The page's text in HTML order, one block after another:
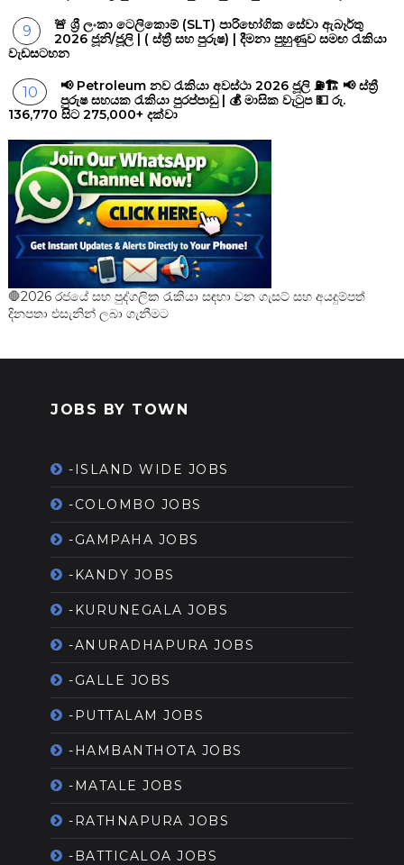
🚨 ශ්‍රී ලංකා ටෙලිකොම් (SLT) පාරිභෝගික සේවා ඇබෑර්තු
2026 ජූනි/ජූලි | ( ස්ත්‍රී සහ පුරුෂ) | දීමනා පුහුණුව සමඟ රැකියා
වැඩසටහන
📢 Petroleum නව රැකියා අවස්ථා 2026 ජූලි ⛽🏗️ 📢 ස්ත්‍රී
පුරුෂ සහයක රැකියා පුරප්පාඩු | 💰 මාසික වැටුප 💵 රු.
136,770 සිට 275,000+ දක්වා
🛑2026 රජයේ සහ පුද්ගලික රැකියා සඳහා වන ගැසට් සහ අයදුම්පත්
දිනපතා එසැනින් ලබා ගැනීමට
JOBS BY TOWN
-ISLAND WIDE JOBS
-COLOMBO JOBS
-GAMPAHA JOBS
-KANDY JOBS
-KURUNEGALA JOBS
-ANURADHAPURA JOBS
-GALLE JOBS
-PUTTALAM JOBS
-HAMBANTHOTA JOBS
-MATALE JOBS
-RATHNAPURA JOBS
-BATTICALOA JOBS